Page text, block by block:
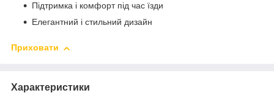
Підтримка і комфорт під час їзди
Елегантний і стильний дизайн
Приховати
Характеристики